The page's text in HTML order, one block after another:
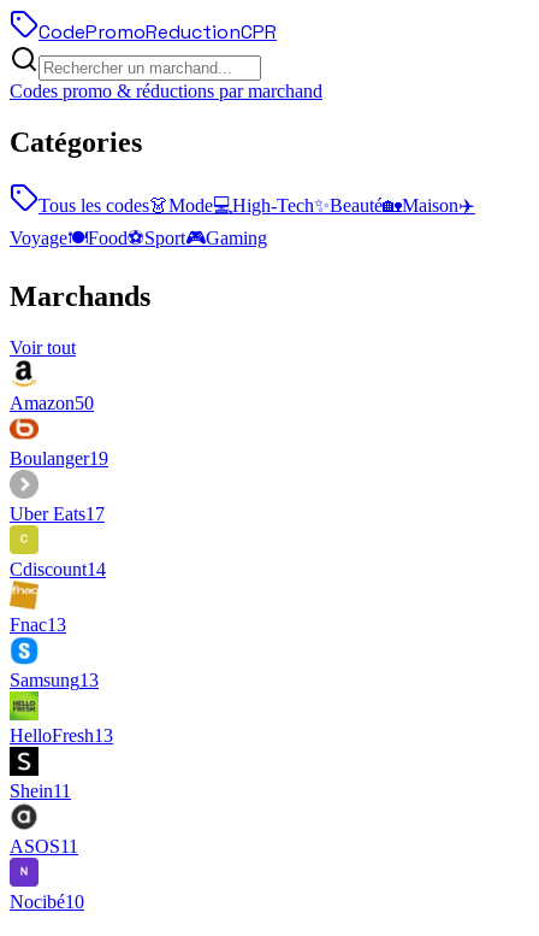
CodePromoReductionCPR
Codes promo & réductions par marchand
Catégories
Tous les codes👗Mode💻High-Tech✨Beauté🏡Maison✈️
Voyage🍽️Food⚽Sport🎮Gaming
Marchands
Voir tout
Amazon50
Boulanger19
Uber Eats17
Cdiscount14
Fnac13
Samsung13
HelloFresh13
Shein11
ASOS11
Nocibé10